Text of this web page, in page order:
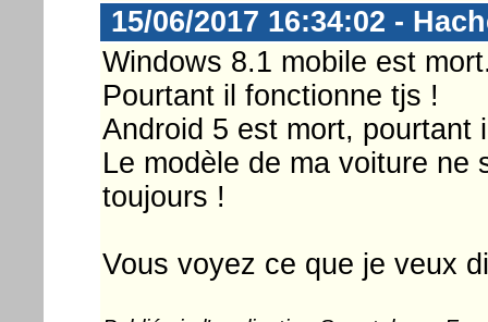
15/06/2017 16:34:02 -
Windows 8.1 mobile est
Pourtant il fonctionne tjs !
Android 5 est mort, pourtant
Le modèle de ma voiture ne
toujours !
Vous voyez ce que je veux